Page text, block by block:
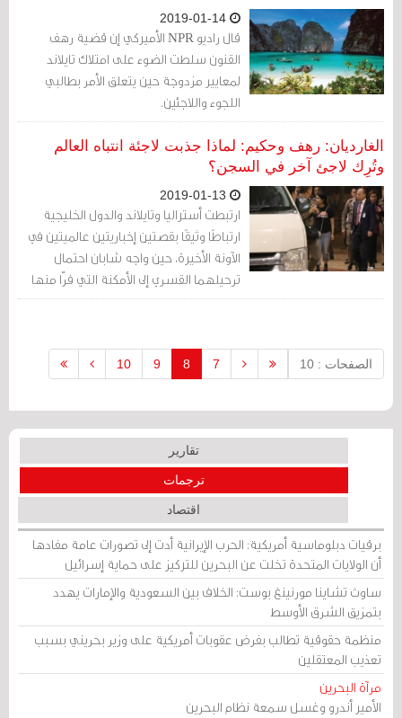
قال راديو NPR الأميركي إن قضية رهف
القنون سلطت الضوء على امتلاك تايلاند
لمعايير مزدوجة حين يتعلق الأمر بطالبي
اللجوء واللاجئين.
الغارديان: رهف وحكيم: لماذا جذبت لاجئة انتباه العالم
وتُرِك لاجئ آخر في السجن؟
ارتبطت أستراليا وتايلاند والدول الخليجية
ارتباطًا وثيقًا بقصتين إخباريتين عالميتين في
الآونة الأخيرة، حين واجه شابان احتمال
ترحيلهما القسري إلى الأمكنة التي فرّا منها
ببساطة لكونهما حطا رحالهما في بانكوك.
الصفحات : 10 7
8
9
10
تقارير
ترجمات
اقتصاد
برقيات دبلوماسية أمريكية: الحرب الإيرانية أدت إلى تصورات عامة مفادها
أن الولايات المتحدة تخلت عن البحرين للتركيز على حماية إسرائيل
ساوث تشاينا مورنينغ بوست: الخلاف بين السعودية والإمارات يهدد
بتمزيق الشرق الأوسط
منظمة حقوقية تطالب بفرض عقوبات أمريكية على وزير بحريني بسبب
تعذيب المعتقلين
مرآة البحرين
الأمير أندرو وغسل سمعة نظام البحرين